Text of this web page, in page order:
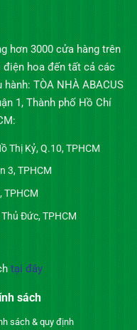
hơn 3000 cửa hàng trên
hoa đến tất cả các
TÒA NHÀ ABACUS
1, Thành phố Hồ Chí
Thị Kỷ, Q.10, TPHCM
3, TPHCM
TPHCM
Đức, TPHCM
tại đây
sách
sách & quy định